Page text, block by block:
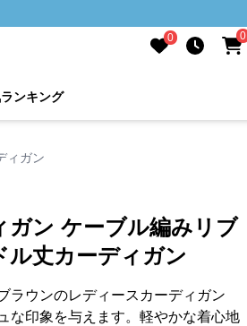
0 0
ランキング
ィガン
ガン ケーブル編みリブ
丈カーディガン
ラウンのレディースカーディガン
な印象を与えます。軽やかな着心地